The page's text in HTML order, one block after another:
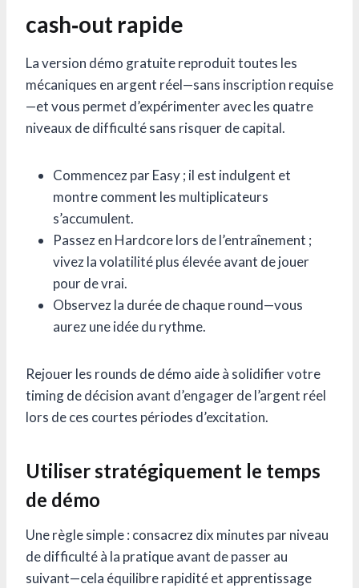
cash‑out rapide
La version démo gratuite reproduit toutes les
mécaniques en argent réel—sans inscription requise
—et vous permet d’expérimenter avec les quatre
niveaux de difficulté sans risquer de capital.
Commencez par Easy ; il est indulgent et
montre comment les multiplicateurs
s’accumulent.
Passez en Hardcore lors de l’entraînement ;
vivez la volatilité plus élevée avant de jouer
pour de vrai.
Observez la durée de chaque round—vous
aurez une idée du rythme.
Rejouer les rounds de démo aide à solidifier votre
timing de décision avant d’engager de l’argent réel
lors de ces courtes périodes d’excitation.
Utiliser stratégiquement le temps
de démo
Une règle simple : consacrez dix minutes par niveau
de difficulté à la pratique avant de passer au
suivant—cela équilibre rapidité et apprentissage